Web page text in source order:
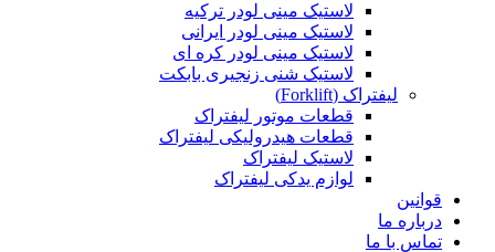
لاستیک مینی لودر ترکیه
لاستیک مینی لودر ایرانی
لاستیک مینی لودر کره ای
لاستیک شنی زنجیری بابکت
لیفتراک (Forklift)
قطعات موتور لیفتراک
قطعات هیدرولیکی لیفتراک
لاستیک لیفتراک
لوازم یدکی لیفتراک
قوانین
درباره ما
تماس با ما